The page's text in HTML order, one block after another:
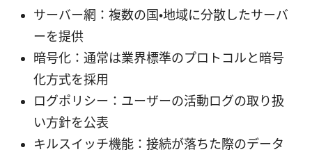
サーバー網：複数の国・地域に分散したサーバ
ーを提供
暗号化：通常は業界標準のプロトコルと暗号
化方式を採用
ログポリシー：ユーザーの活動ログの取り扱
い方針を公表
キルスイッチ機能：接続が落ちた際のデータ